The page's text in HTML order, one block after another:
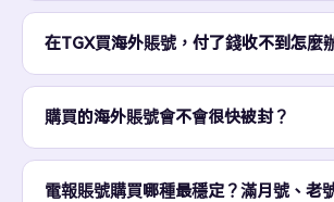
在TGX買海外賬號，付了錢收不到怎麼
購買的海外賬號會不會很快被封？
電報賬號購買哪種最穩定？滿月號、老